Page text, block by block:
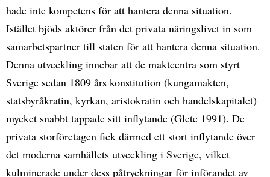
hade inte kompetens för att hantera denna situation.
Istället bjöds aktörer från det privata näringslivet in som
samarbetspartner till staten för att hantera denna situation.
Denna utveckling innebar att de maktcentra som styrt
Sverige sedan 1809 års konstitution (kungamakten,
statsbyråkratin, kyrkan, aristokratin och handelskapitalet)
mycket snabbt tappade sitt inflytande (Glete 1991). De
privata storföretagen fick därmed ett stort inflytande över
det moderna samhällets utveckling i Sverige, vilket
kulminerade under dess påtryckningar för införandet av